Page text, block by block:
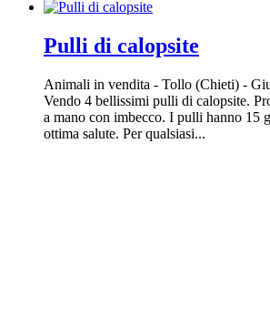
Pulli di calopsite
Animali in vendita - Tollo (Chieti) -
Vendo 4 bellissimi pulli di calopsite.
a mano con imbecco. I pulli hanno 15
ottima salute. Per qualsiasi...